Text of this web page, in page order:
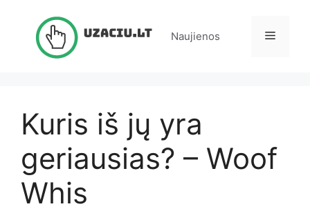
Naujienos Meniu
Kuris iš jų yra
geriausias? – Woof
Whis